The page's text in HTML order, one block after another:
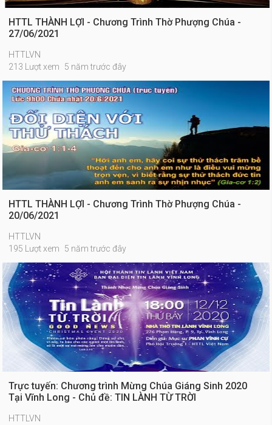
HTTL THÀNH LỢI - Chương Trình Thờ Phượng Chúa -
27/06/2021
HTTLVN
213 Lượt xem
5 năm trước đây
HTTL THÀNH LỢI - Chương Trình Thờ Phượng Chúa -
20/06/2021
HTTLVN
195 Lượt xem
5 năm trước đây
Trực tuyến: Chương trình Mừng Chúa Giáng Sinh 2020
Tại Vĩnh Long - Chủ đề: TIN LÀNH TỪ TRỜI
HTTLVN